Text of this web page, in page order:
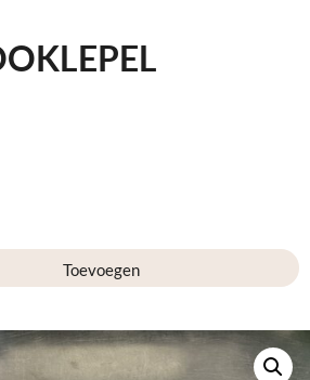
Toevoegen